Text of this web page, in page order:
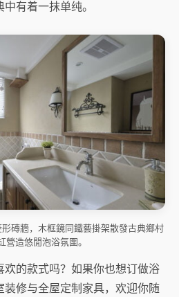
有着一抹单纯。
磚牆，木框鏡同鐵藝掛架散發古典鄉村
營造悠閒泡浴氛圍。
欢的款式吗？如果你也想订做浴
装修与全屋定制家具，欢迎你随